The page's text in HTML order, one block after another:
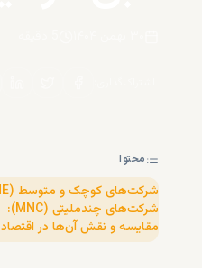
محتوا
شرکت‌های چندملیتی (MNC):
مقایسه و نقش آن‌ها در اقتصاد